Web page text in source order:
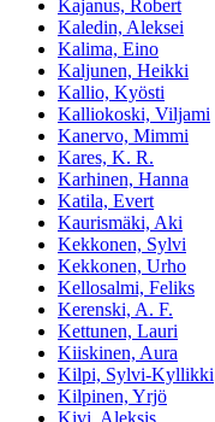
Kajanus, Robert
Kaledin, Aleksei
Kalima, Eino
Kaljunen, Heikki
Kallio, Kyösti
Kalliokoski, Viljami
Kanervo, Mimmi
Kares, K. R.
Karhinen, Hanna
Katila, Evert
Kaurismäki, Aki
Kekkonen, Sylvi
Kekkonen, Urho
Kellosalmi, Feliks
Kerenski, A. F.
Kettunen, Lauri
Kiiskinen, Aura
Kilpi, Sylvi-Kyllikki
Kilpinen, Yrjö